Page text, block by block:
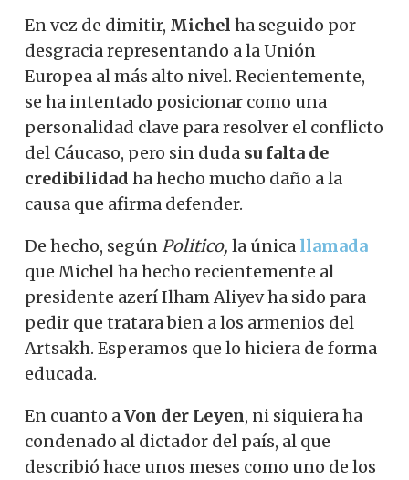
En vez de dimitir, Michel ha seguido por
desgracia representando a la Unión
Europea al más alto nivel. Recientemente,
se ha intentado posicionar como una
personalidad clave para resolver el conflicto
del Cáucaso, pero sin duda su falta de
credibilidad ha hecho mucho daño a la
causa que afirma defender.
De hecho, segúnPolitico, la única llamada
que Michel ha hecho recientemente al
presidente azerí Ilham Aliyev ha sido para
pedir que tratara bien a los armenios del
Artsakh. Esperamos que lo hiciera de forma
educada.
En cuanto aVon der Leyen, ni siquiera ha
condenado al dictador del país, al que
describió hace unos meses como uno de los